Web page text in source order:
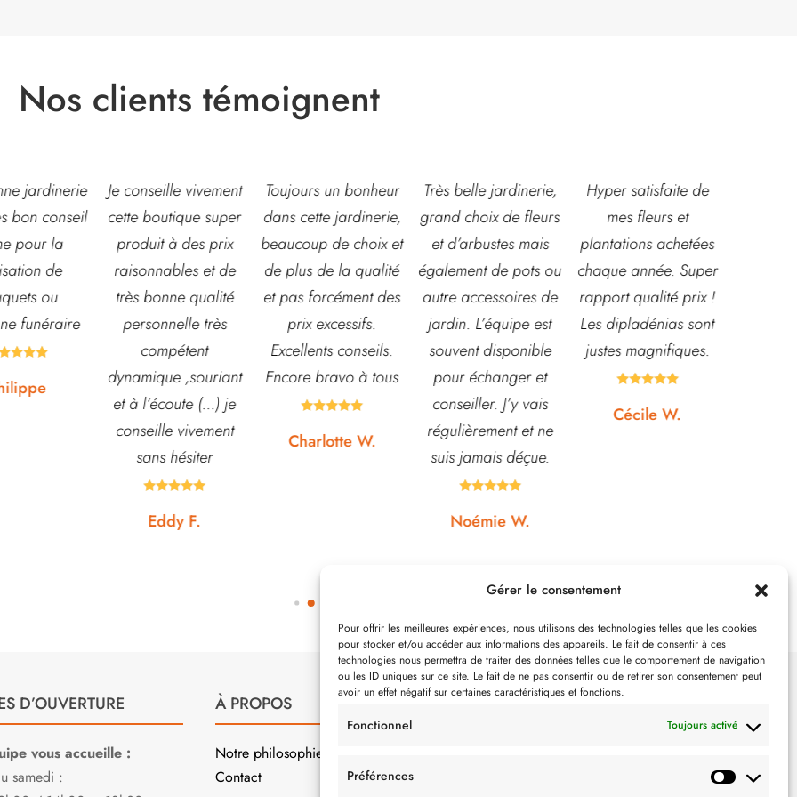
Gérer le consentement
Pour offrir les meilleures expériences, nous utilisons des technologies telles que les cookies
pour stocker et/ou accéder aux informations des appareils. Le fait de consentir à ces
technologies nous permettra de traiter des données telles que le comportement de navigation
ou les ID uniques sur ce site. Le fait de ne pas consentir ou de retirer son consentement peut
avoir un effet négatif sur certaines caractéristiques et fonctions.
Fonctionnel Toujours activé
Préférences
Nos clients témoignent
vivement
super
à des prix
et de
qualité
très
,souriant
(...) je
Toujours un bonheur
dans cette jardinerie,
beaucoup de choix et
de plus de la qualité
et pas forcément des
prix excessifs.
Excellents conseils.
Encore bravo à tous
 
Charlotte W.
Très belle jardinerie,
grand choix de fleurs
et d’arbustes mais
également de pots ou
autre accessoires de
jardin. L’équipe est
souvent disponible
pour échanger et
conseiller. J’y vais
régulièrement et ne
Hyper satisfaite de
mes fleurs et
plantations achetées
chaque année. Super
rapport qualité prix !
Les dipladénias sont
justes magnifiques.

Cécile W.
Composition
magnifique pour le
baptême et le
mariage!
Bouquet mariée,
centre de table et
Bouquet table
d'honneur.
Rapport qualité-prix,
D’OUVERTURE
vous accueille :
samedi :
À PROPOS
Notre philosophie
Contact
SUIVEZ-NOUS